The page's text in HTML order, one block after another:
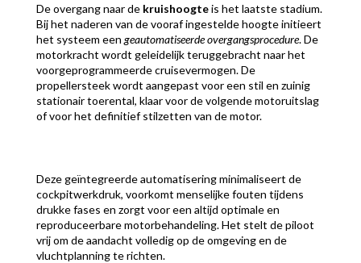
De overgang naar de kruishoogteis het laatste stadium.
Bij het naderen van de vooraf ingestelde hoogte initieert
het systeem een geautomatiseerde overgangsprocedure. De
motorkracht wordt geleidelijk teruggebracht naar het
voorgeprogrammeerde cruisevermogen. De
propellersteek wordt aangepast voor een stil en zuinig
stationair toerental, klaar voor de volgende motoruitslag
of voor het definitief stilzetten van de motor.
Deze geïntegreerde automatisering minimaliseert de
cockpitwerkdruk, voorkomt menselijke fouten tijdens
drukke fases en zorgt voor een altijd optimale en
reproduceerbare motorbehandeling. Het stelt de piloot
vrij om de aandacht volledig op de omgeving en de
vluchtplanning te richten.